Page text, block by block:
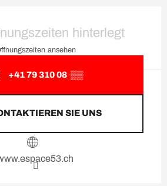
hinterlegt
ansehen
+41 79 310 08 ▒▒
SIE UNS